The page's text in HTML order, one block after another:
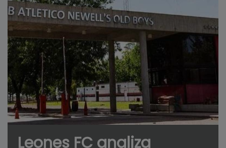
Leones FC analiza